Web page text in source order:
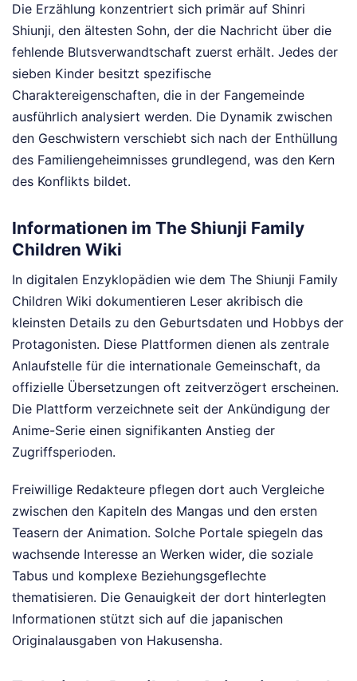
Die Erzählung konzentriert sich primär auf Shinri
Shiunji, den ältesten Sohn, der die Nachricht über die
fehlende Blutsverwandtschaft zuerst erhält. Jedes der
sieben Kinder besitzt spezifische
Charaktereigenschaften, die in der Fangemeinde
ausführlich analysiert werden. Die Dynamik zwischen
den Geschwistern verschiebt sich nach der Enthüllung
des Familiengeheimnisses grundlegend, was den Kern
des Konflikts bildet.
Informationen im The Shiunji Family
Children Wiki
In digitalen Enzyklopädien wie dem The Shiunji Family
Children Wiki dokumentieren Leser akribisch die
kleinsten Details zu den Geburtsdaten und Hobbys der
Protagonisten. Diese Plattformen dienen als zentrale
Anlaufstelle für die internationale Gemeinschaft, da
offizielle Übersetzungen oft zeitverzögert erscheinen.
Die Plattform verzeichnete seit der Ankündigung der
Anime-Serie einen signifikanten Anstieg der
Zugriffsperioden.
Freiwillige Redakteure pflegen dort auch Vergleiche
zwischen den Kapiteln des Mangas und den ersten
Teasern der Animation. Solche Portale spiegeln das
wachsende Interesse an Werken wider, die soziale
Tabus und komplexe Beziehungsgeflechte
thematisieren. Die Genauigkeit der dort hinterlegten
Informationen stützt sich auf die japanischen
Originalausgaben von Hakusensha.